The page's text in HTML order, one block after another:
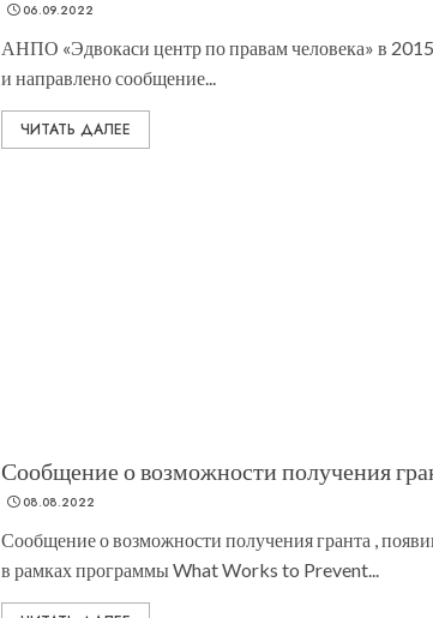
06.09.2022
АНПО «Эдвокаси центр по правам человека» в
и направлено сообщение...
ЧИТАТЬ ДАЛЕЕ
Сообщение о возможности получения
08.08.2022
Сообщение о возможности получения гранта ,
в рамках программы What Works to Prevent...